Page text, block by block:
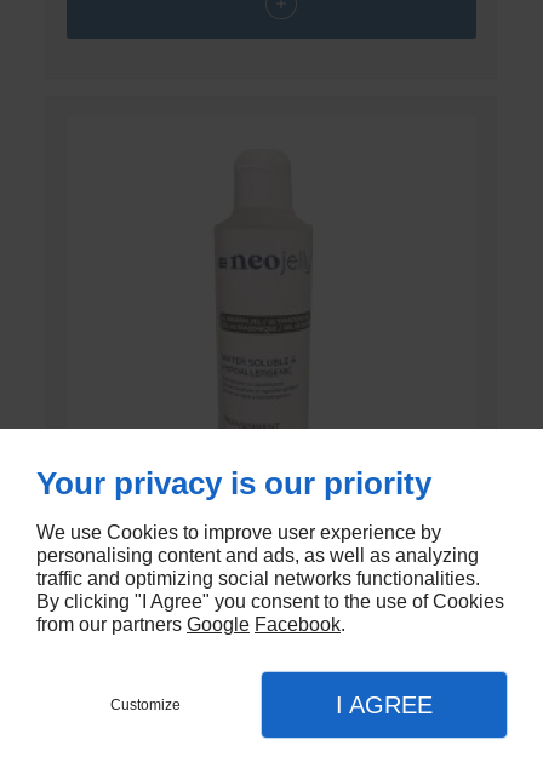
GEL DE CONTACT UNI’GEL
En stock
Your privacy is our priority
We use Cookies to improve user experience by
personalising content and ads, as well as analyzing
traffic and optimizing social networks functionalities.
By clicking "I Agree" you consent to the use of Cookies
from our partners Google Facebook.
Customize I AGREE